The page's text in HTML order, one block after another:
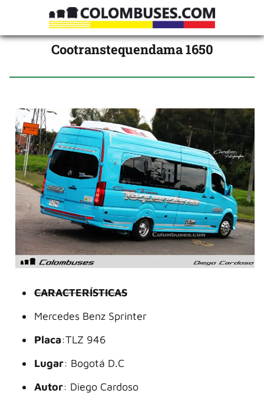
Cootranstequendama 1650
CARACTERÍSTICAS
Mercedes Benz Sprinter
Placa:TLZ 946
Lugar: Bogotá D.C
Autor: Diego Cardoso